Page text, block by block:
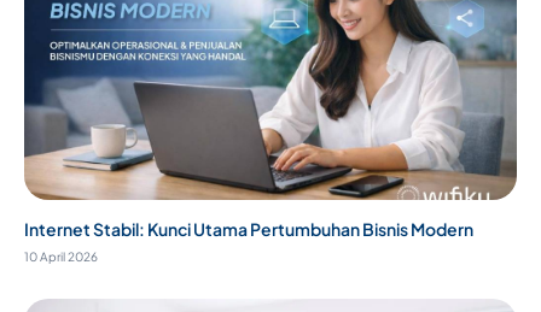
Internet Stabil: Kunci Utama Pertumbuhan Bisnis Modern
10 April 2026